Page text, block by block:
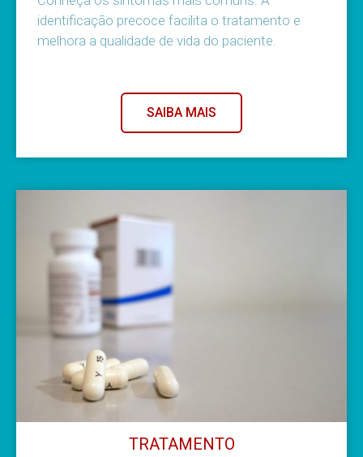
identificação precoce facilita o tratamento e
melhora a qualidade de vida do paciente.
SAIBA MAIS
TRATAMENTO